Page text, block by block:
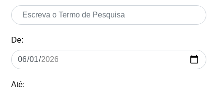
De:
Até: